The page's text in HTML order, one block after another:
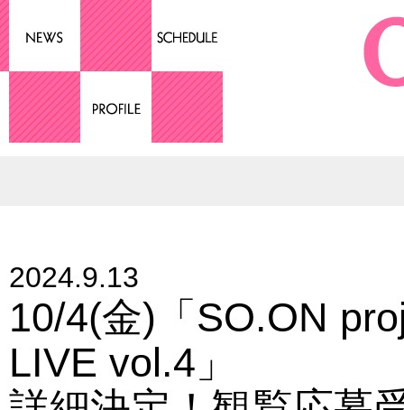
2024.9.13
10/4(金)「SO.ON
LIVE vol.4」